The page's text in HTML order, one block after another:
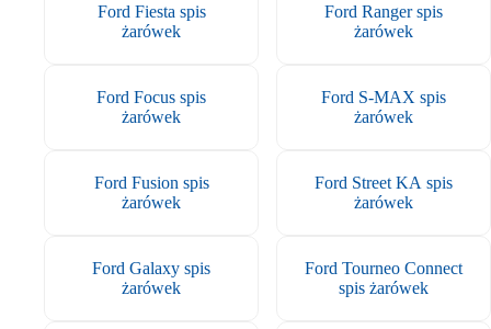
Ford Fiesta spis
żarówek
Ford Focus spis
żarówek
Ford Fusion spis
żarówek
Ford Galaxy spis
żarówek
Ford Ranger spis
żarówek
Ford S-MAX spis
żarówek
Ford Street KA spis
żarówek
Ford Tourneo Connect
spis żarówek